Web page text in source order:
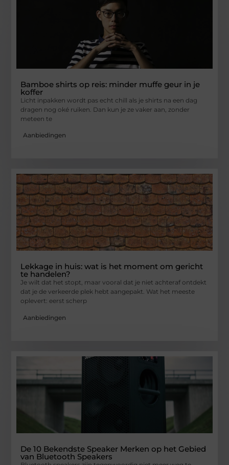
Bamboe shirts op reis: minder muffe geur in je
koffer
Licht inpakken wordt pas echt chill als je shirts na een dag
dragen nog oké ruiken. Dan kun je ze vaker aan, zonder
meteen te
Aanbiedingen
Lekkage in huis: wat is het moment om gericht
te handelen?
Je wilt dat het stopt, maar vooral dat je niet achteraf ontdekt
dat je de verkeerde plek hebt aangepakt. Wat het meeste
oplevert: eerst scherp
Aanbiedingen
De 10 Bekendste Speaker Merken op het Gebied
van Bluetooth Speakers